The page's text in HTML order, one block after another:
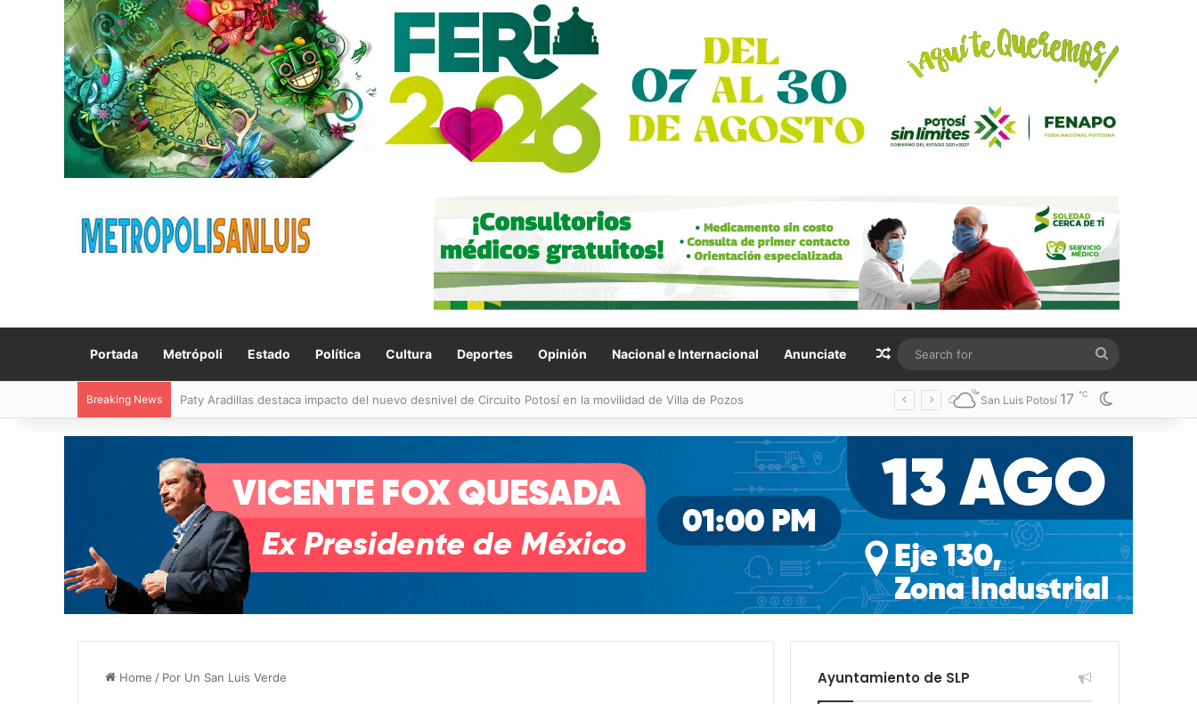
Portada Metrópoli Estado Política Cultura Deportes Opinión Nacional e Internacional Anunciate Random Article
for
Breaking News Villa de Pozos reporta reducción del 50 % en incendios forestales y de pastizales San Luis Potosí 17 ℃
Home / Por Un San Luis Verde Ayuntamiento de SLP